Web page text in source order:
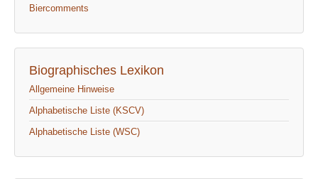
Biercomments
Biographisches Lexikon
Allgemeine Hinweise
Alphabetische Liste (KSCV)
Alphabetische Liste (WSC)